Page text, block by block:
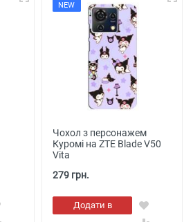
NEW
Чохол з персонажем
Куромі на ZTE Blade V50
Vita
279 грн.
Додати в
кошик